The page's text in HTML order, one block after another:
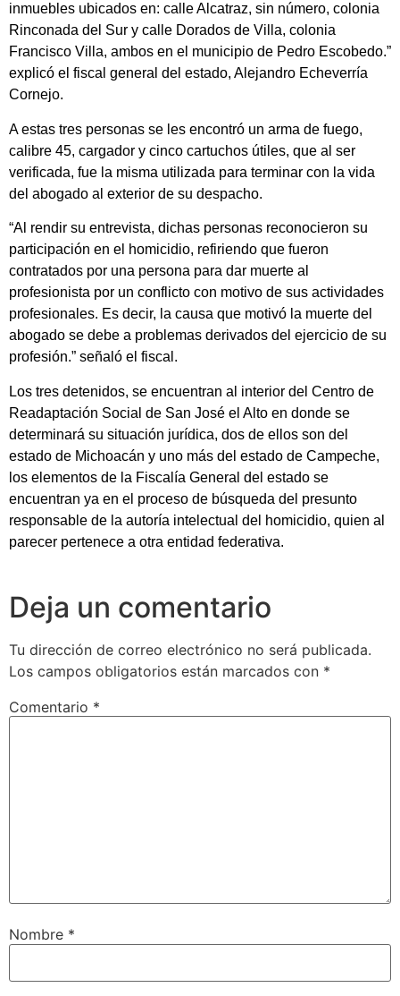
inmuebles ubicados en: calle Alcatraz, sin número, colonia
Rinconada del Sur y calle Dorados de Villa, colonia
Francisco Villa, ambos en el municipio de Pedro Escobedo.”
explicó el fiscal general del estado, Alejandro Echeverría
Cornejo.
A estas tres personas se les encontró un arma de fuego,
calibre 45, cargador y cinco cartuchos útiles, que al ser
verificada, fue la misma utilizada para terminar con la vida
del abogado al exterior de su despacho.
“Al rendir su entrevista, dichas personas reconocieron su
participación en el homicidio, refiriendo que fueron
contratados por una persona para dar muerte al
profesionista por un conflicto con motivo de sus actividades
profesionales. Es decir, la causa que motivó la muerte del
abogado se debe a problemas derivados del ejercicio de su
profesión.” señaló el fiscal.
Los tres detenidos, se encuentran al interior del Centro de
Readaptación Social de San José el Alto en donde se
determinará su situación jurídica, dos de ellos son del
estado de Michoacán y uno más del estado de Campeche,
los elementos de la Fiscalía General del estado se
encuentran ya en el proceso de búsqueda del presunto
responsable de la autoría intelectual del homicidio, quien al
parecer pertenece a otra entidad federativa.
Deja un comentario
Tu dirección de correo electrónico no será publicada.
Los campos obligatorios están marcados con *
Comentario *
Nombre *